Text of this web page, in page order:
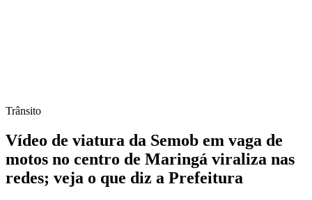
Trânsito
Vídeo de viatura da Semob em vaga de
motos no centro de Maringá viraliza nas
redes; veja o que diz a Prefeitura